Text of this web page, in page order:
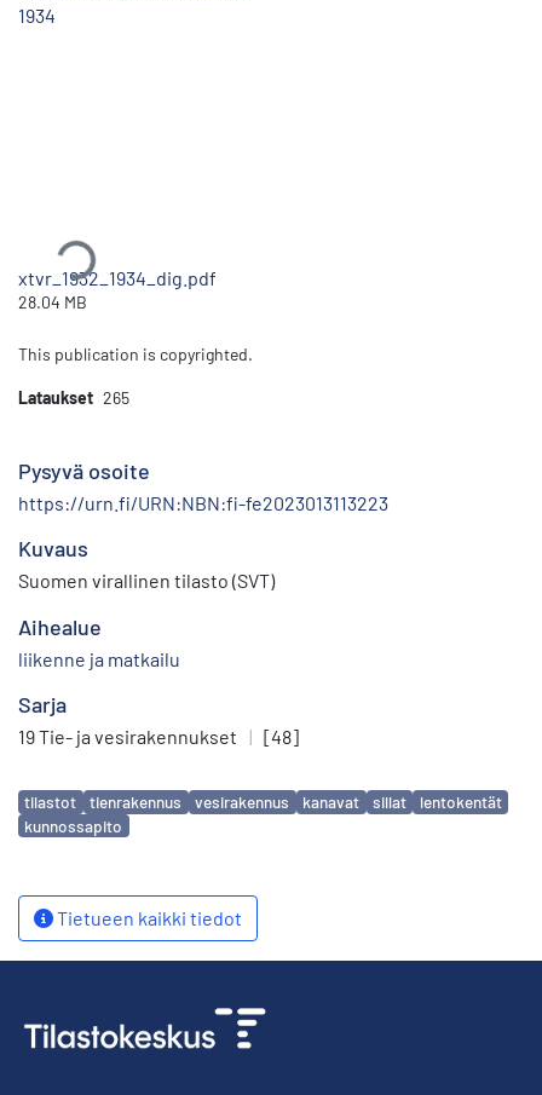
1934
xtvr_1932_1934_dig.pdf
28.04 MB
This publication is copyrighted.
Lataukset 265
Pysyvä osoite
https://urn.fi/URN:NBN:fi-fe2023013113223
Kuvaus
Suomen virallinen tilasto (SVT)
Aihealue
liikenne ja matkailu
Sarja
19 Tie- ja vesirakennukset | [48]
Avainsanat
tilastot tienrakennus vesirakennus kanavat sillat
lentokentät
kunnossapito
Tietueen kaikki tiedot